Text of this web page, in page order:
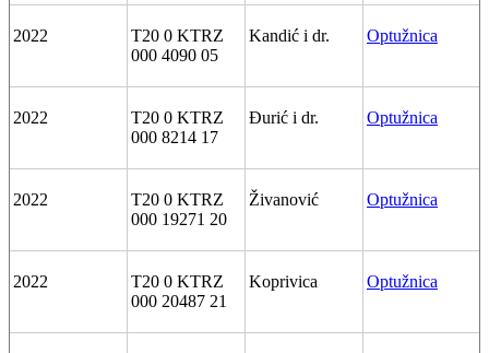
2022
T20 0 KTRZ
000 4090 05
Kandić i dr. Optužnica
2022
T20 0 KTRZ
000 8214 17
Đurić i dr. Optužnica
2022
T20 0 KTRZ
000 19271 20
Živanović Optužnica
2022
T20 0 KTRZ
000 20487 21
Koprivica Optužnica